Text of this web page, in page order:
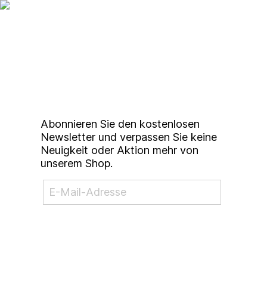
Abonnieren Sie den kostenlosen
Newsletter und verpassen Sie keine
Neuigkeit oder Aktion mehr von
unserem Shop.